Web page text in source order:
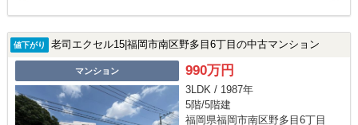
値下がり 老司エクセル15|福岡市南区野多目6丁目の中古マンション
マンション 990万円
3LDK / 1987年
5階/5階建
福岡県福岡市南区野多目6丁目